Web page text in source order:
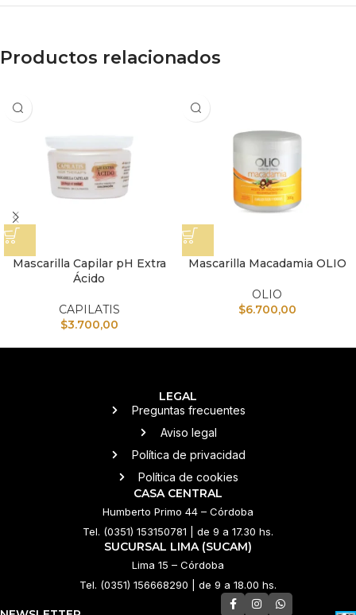
Productos relacionados
Mascarilla Capilar pH Extra
Ácido
CAPILATIS
$3.700,00
Mascarilla Macadamia OLIO
OLIO
$6.700,00
LEGAL
Preguntas frecuentes
Aviso legal
Política de privacidad
Política de cookies
CASA CENTRAL
Humberto Primo 44 – Córdoba
Tel. (0351) 153150781 | de 9 a 17.30 hs.
SUCURSAL LIMA (SUCAM)
Lima 15 – Córdoba
Tel. (0351) 156668290 | de 9 a 18.00 hs.